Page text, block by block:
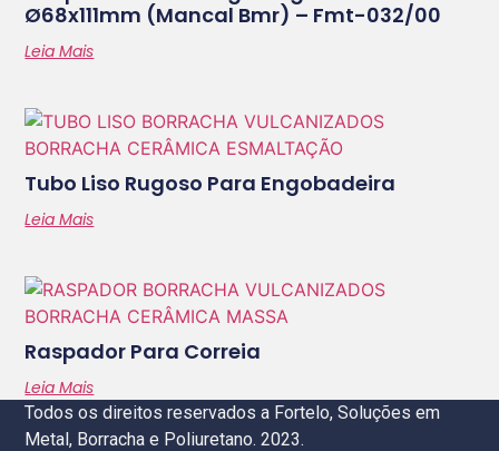
Ø68x111mm (mancal Bmr) – Fmt-032/00
Leia Mais
Tubo Liso Rugoso Para Engobadeira
Leia Mais
Raspador Para Correia
Leia Mais
Todos os direitos reservados a Fortelo, Soluções em
Metal, Borracha e Poliuretano. 2023.